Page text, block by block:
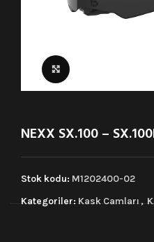
NEXX SX.100 –
Stok kodu: M1202400-02
Kategoriler:Kask Camları,